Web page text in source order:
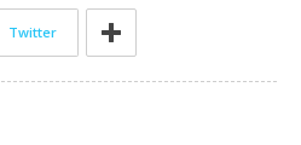
Twitter